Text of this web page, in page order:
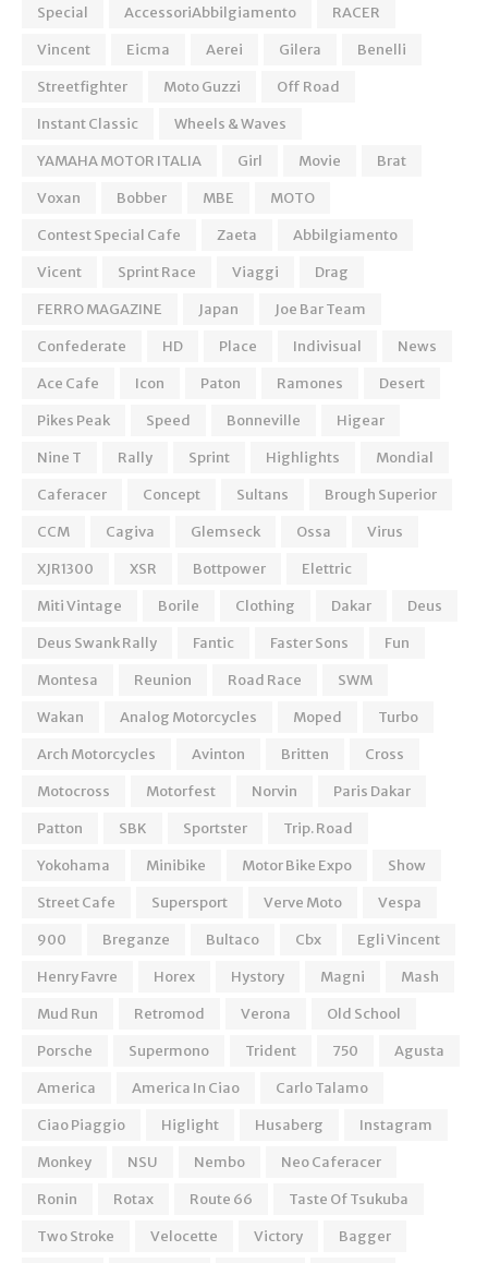
Special
AccessoriAbbilgiamento
RACER
Vincent
Eicma Aerei Gilera
Benelli
Streetfighter
Moto Guzzi
Off Road
Instant Classic
Wheels & Waves
YAMAHA MOTOR ITALIA
Girl Movie
Brat
Voxan
Bobber MBE
MOTO
Contest Special Cafe
Zaeta
Abbilgiamento
Vicent
Sprint Race Viaggi
Drag
FERRO MAGAZINE
Japan
Joe Bar Team
Confederate
HD Place Indivisual
News
Ace Cafe
Icon Paton Ramones
Desert
Pikes Peak
Speed Bonneville
Higear
Nine T
Rally Sprint Highlights
Mondial
Caferacer
Concept Sultans
Brough Superior
CCM
Cagiva Glemseck Ossa
Virus
XJR1300
XSR Bottpower
Elettric
Miti Vintage
Borile Clothing Dakar
Deus
Deus Swank Rally
Fantic Faster Sons
Fun
Montesa
Reunion Road Race
SWM
Wakan
Analog Motorcycles Moped
Turbo
Arch Motorcycles
Avinton Britten
Cross
Motocross
Motorfest Norvin
Paris Dakar
Patton
SBK Sportster
Trip. Road
Yokohama
Minibike Motor Bike Expo
Show
Street Cafe
Supersport Verve Moto
Vespa
900
Breganze Bultaco Cbx
Egli Vincent
Henry Favre
Horex Hystory Magni
Mash
Mud Run
Retromod Verona
Old School
Porsche
Supermono Trident 750
Agusta
America
America In Ciao
Carlo Talamo
Ciao Piaggio
Higlight Husaberg
Instagram
Monkey
NSU Nembo
Neo Caferacer
Ronin
Rotax Route 66
Taste Of Tsukuba
Two Stroke
Velocette Victory Bagger